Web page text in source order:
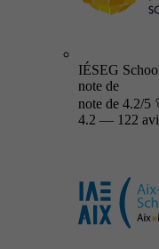
IÉSEG
note de
note de 4.2/5
4.2 — 122